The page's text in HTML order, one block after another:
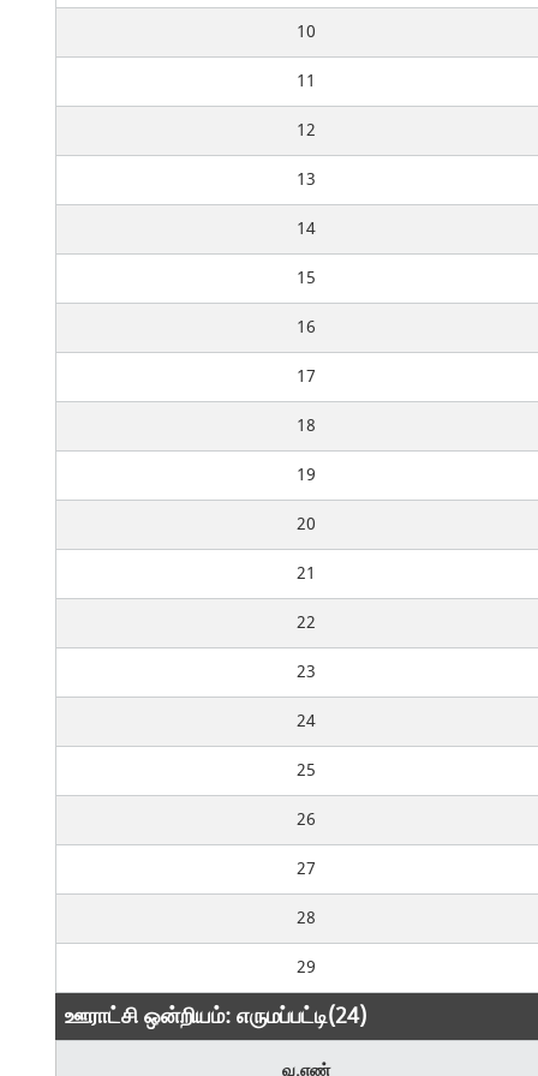
10
11
12
13
14
15
16
17
18
19
20
21
22
23
24
25
26
27
28
29
ஊராட்சி ஒன்றியம்: எருமப்பட்டி(24)
வ.எண்